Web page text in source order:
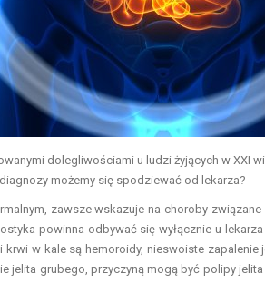
dolegliwościami u ludzi żyjących w XXI
możemy się spodziewać od lekarza?
zawsze wskazuje na choroby
powinna odbywać się wyłącznie u
krwi w kale są hemoroidy, nieswoiste
jelita grubego, przyczyną mogą być polipy